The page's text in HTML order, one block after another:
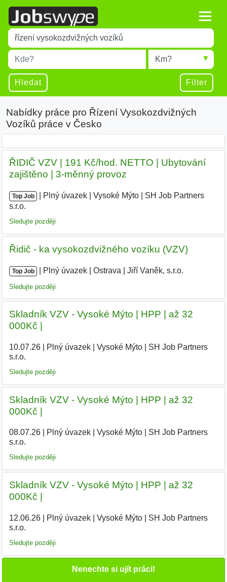
Title
Type 1 or more characters for results.
Místo
Type 1 or more characters for results.
Radius
Hledat Filter
Nabídky práce pro Řízení Vysokozdvižných
Vozíků práce v Česko
ŘIDIČ VZV | 191 Kč/hod. NETTO | Ubytování
zajištěno | 3-měnný provoz
Top Job Plný úvazek Vysoké Mýto
SH Job Partners
s.r.o.
Sledujte později
Řidič - ka vysokozdvižného vozíku (VZV)
Top Job Plný úvazek Ostrava Jiří Vaněk, s.r.o.
Sledujte později
Skladník VZV - Vysoké Mýto | HPP | až 32
000Kč |
10.07.26| Plný úvazek| Vysoké Mýto|
SH Job Partners
s.r.o.
Sledujte později
Skladník VZV - Vysoké Mýto | HPP | až 32
000Kč |
08.07.26| Plný úvazek| Vysoké Mýto|
SH Job Partners
s.r.o.
Sledujte později
Skladník VZV - Vysoké Mýto | HPP | až 32
000Kč |
12.06.26| Plný úvazek| Vysoké Mýto|
SH Job Partners
s.r.o.
Sledujte později
Nenechte si ujít práci!